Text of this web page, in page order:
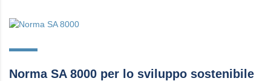
Norma SA 8000 per lo sviluppo sostenibile